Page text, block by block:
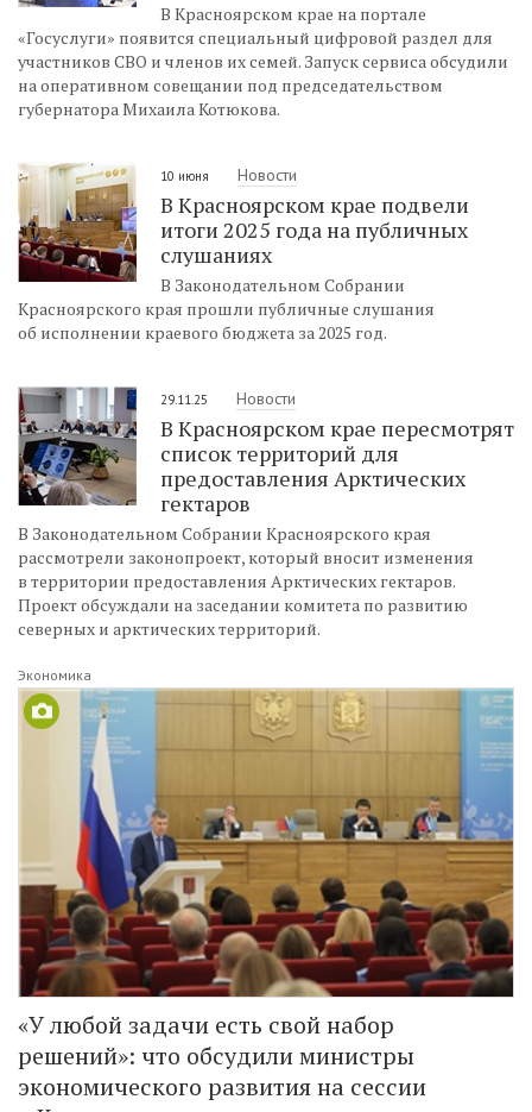
В Красноярском крае на портале
«Госуслуги» появится специальный цифровой раздел для
участников СВО и членов их семей. Запуск сервиса обсудили
на оперативном совещании под председательством
губернатора Михаила Котюкова.
10 июня Новости
В Красноярском крае подвели
итоги 2025 года на публичных
слушаниях
В Законодательном Собрании
Красноярского края прошли публичные слушания
об исполнении краевого бюджета за 2025 год.
29.11.25 Новости
В Красноярском крае пересмотрят
список территорий для
предоставления Арктических
гектаров
В Законодательном Собрании Красноярского края
рассмотрели законопроект, который вносит изменения
в территории предоставления Арктических гектаров.
Проект обсуждали на заседании комитета по развитию
северных и арктических территорий.
Экономика
«У любой задачи есть свой набор
решений»: что обсудили министры
экономического развития на сессии